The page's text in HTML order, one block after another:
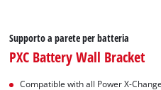
Supporto a parete per batteria
PXC Battery Wall Bracket
Compatible with all Power X-